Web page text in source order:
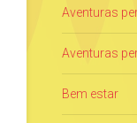
Aventuras
Aventuras
Bem estar